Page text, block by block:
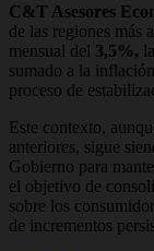
C&T Asesores
de las regiones más
mensual del 3,5%,
sumado a la
proceso de
Este contexto,
anteriores, sigue
Gobierno para
el objetivo de
sobre los
de incrementos